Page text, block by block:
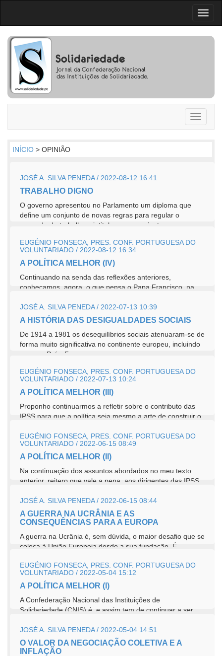
Toggle
INÍCIO > OPINIÃO
JOSÉ A. SILVA PENEDA / 2022-08-12 16:41
TRABALHO DIGNO
O governo apresentou no Parlamento um diploma que
define um conjunto de novas regras para regular o
mercado de trabalho e intitulou esse conjunto como a
EUGÉNIO FONSECA, PRES. CONF. PORTUGUESA DO
VOLUNTARIADO / 2022-08-12 16:34
A POLÍTICA MELHOR (IV)
Continuando na senda das reflexões anteriores,
conheçamos, agora, o que pensa o Papa Francisco, na
JOSÉ A. SILVA PENEDA / 2022-07-13 10:39
A HISTÓRIA DAS DESIGUALDADES SOCIAIS
De 1914 a 1981 os desequilíbrios sociais atenuaram-se de
forma muito significativa no continente europeu, incluindo
o nosso País. Foram...
EUGÉNIO FONSECA, PRES. CONF. PORTUGUESA DO
VOLUNTARIADO / 2022-07-13 10:24
A POLÍTICA MELHOR (III)
Proponho continuarmos a refletir sobre o contributo das
IPSS para que a política seja mesmo a arte de construir o
EUGÉNIO FONSECA, PRES. CONF. PORTUGUESA DO
VOLUNTARIADO / 2022-06-15 08:49
A POLÍTICA MELHOR (II)
Na continuação dos assuntos abordados no meu texto
anterior, reitero que vale a pena, aos dirigentes das IPSS,
JOSÉ A. SILVA PENEDA / 2022-06-15 08:44
A GUERRA NA UCRÂNIA E AS
CONSEQUÊNCIAS PARA A EUROPA
A guerra na Ucrânia é, sem dúvida, o maior desafio que se
coloca à União Europeia desde a sua fundação. É...
EUGÉNIO FONSECA, PRES. CONF. PORTUGUESA DO
VOLUNTARIADO / 2022-05-04 15:12
A POLÍTICA MELHOR (I)
A Confederação Nacional das Instituições de
Solidariedade (CNIS) é, e assim tem de continuar a ser,
JOSÉ A. SILVA PENEDA / 2022-05-04 14:51
O VALOR DA NEGOCIAÇÃO COLETIVA E A
INFLAÇÃO